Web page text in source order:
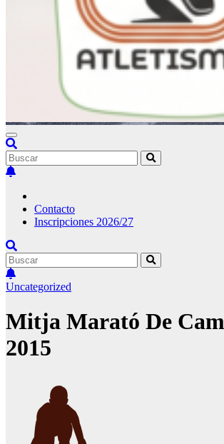
Contacto
Inscripciones 2026/27
Uncategorized
Mitja Marató De
2015